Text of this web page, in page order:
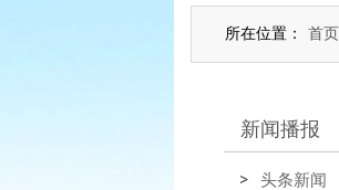
所在位置： 首页
新闻播报
头条新闻